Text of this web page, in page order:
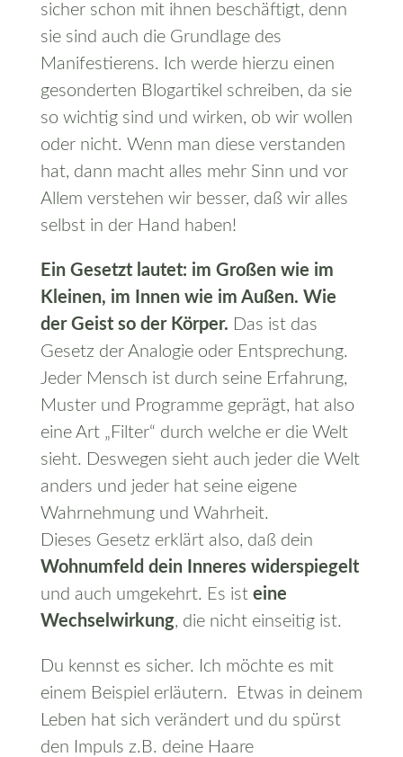
sicher schon mit ihnen beschäftigt, denn
sie sind auch die Grundlage des
Manifestierens. Ich werde hierzu einen
gesonderten Blogartikel schreiben, da sie
so wichtig sind und wirken, ob wir wollen
oder nicht. Wenn man diese verstanden
hat, dann macht alles mehr Sinn und vor
Allem verstehen wir besser, daß wir alles
selbst in der Hand haben!
Ein Gesetzt lautet: im Großen wie im
Kleinen, im Innen wie im Außen. Wie
der Geist so der Körper. Das ist das
Gesetz der Analogie oder Entsprechung.
Jeder Mensch ist durch seine Erfahrung,
Muster und Programme geprägt, hat also
eine Art „Filter“ durch welche er die Welt
sieht. Deswegen sieht auch jeder die Welt
anders und jeder hat seine eigene
Wahrnehmung und Wahrheit.
Dieses Gesetz erklärt also, daß dein
Wohnumfeld dein Inneres widerspiegelt
und auch umgekehrt. Es ist eine
Wechselwirkung, die nicht einseitig ist.
Du kennst es sicher. Ich möchte es mit
einem Beispiel erläutern. Etwas in deinem
Leben hat sich verändert und du spürst
den Impuls z.B. deine Haare